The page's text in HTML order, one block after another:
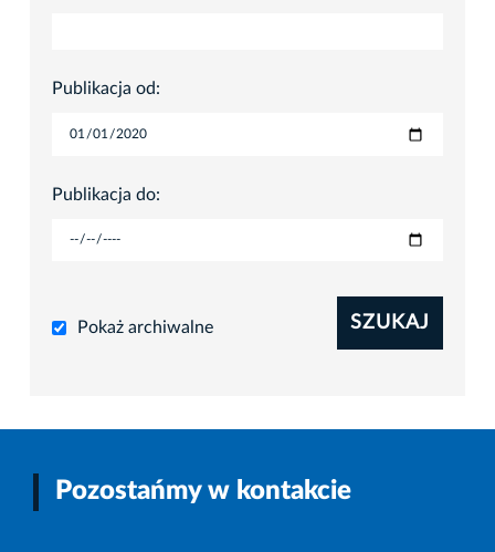
Publikacja od:
Publikacja do:
Pokaż archiwalne SZUKAJ
Pozostańmy w kontakcie